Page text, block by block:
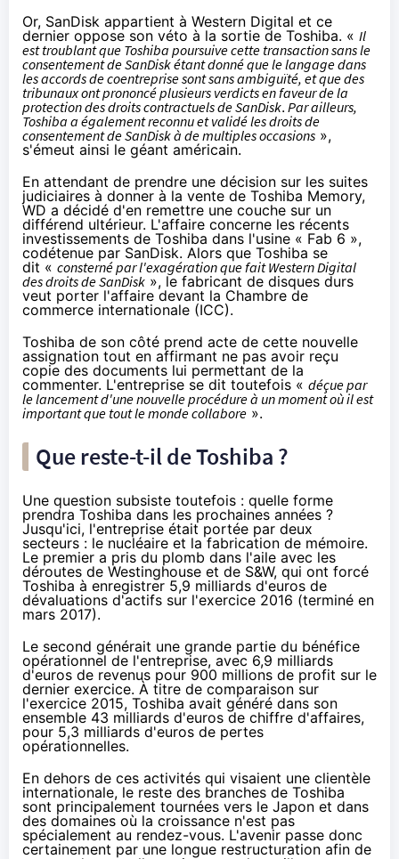
Or, SanDisk appartient à Western Digital et ce
dernier oppose son véto à la sortie de Toshiba. « Il
est troublant que Toshiba poursuive cette transaction sans le
consentement de SanDisk étant donné que le langage dans
les accords de coentreprise sont sansambiguïté, et que des
tribunaux ont prononcé plusieurs verdicts en faveur de la
protection des droits contractuels de SanDisk. Par ailleurs,
Toshiba a également reconnu et validé les droits de
consentement de SanDisk à de multiples occasions »,
s'émeut ainsi le géant américain.
En attendant de prendre une décision sur les suites
judiciaires à donner à la vente de Toshiba Memory,
WD a décidé d'en remettre une couche sur un
différend ultérieur. L'affaire concerne les récents
investissements de Toshiba dans l'usine « Fab 6 »,
codétenue par SanDisk. Alors que Toshiba se
dit « consternépar l'exagération que fait Western Digital
des droits de SanDisk », le fabricant de disques durs
veut porter l'affaire devant la Chambre de
commerce internationale (ICC).
Toshiba de son côté prend acte de cette nouvelle
assignation tout en affirmant ne pas avoir reçu
copie des documents lui permettant de la
commenter. L'entreprise se dit toutefois « déçue par
le lancement d'une nouvelle procédure à un moment où il est
important que tout le monde collabore ».
Que reste-t-il de Toshiba ?
Une question subsiste toutefois : quelle forme
prendra Toshiba dans les prochaines années ?
Jusqu'ici, l'entreprise était portée par deux
secteurs : le nucléaire et la fabrication de mémoire.
Le premier a pris du plomb dans l'aile avec les
déroutes de Westinghouse et de S&W, qui ont forcé
Toshiba à enregistrer 5,9 milliards d'euros de
dévaluations d'actifs sur l'exercice 2016 (terminé en
mars 2017).
Le second générait une grande partie du bénéfice
opérationnel de l'entreprise, avec 6,9 milliards
d'euros de revenus pour 900 millions de profit sur le
dernier exercice. À titre de comparaison sur
l'exercice 2015, Toshiba avait généré dans son
ensemble 43 milliards d'euros de chiffre d'affaires,
pour 5,3 milliards d'euros de pertes
opérationnelles.
En dehors de ces activités qui visaient une clientèle
internationale, le reste des branches de Toshiba
sont principalement tournées vers le Japon et dans
des domaines où la croissance n'est pas
spécialement au rendez-vous. L'avenir passe donc
certainement par une longue restructuration afin de